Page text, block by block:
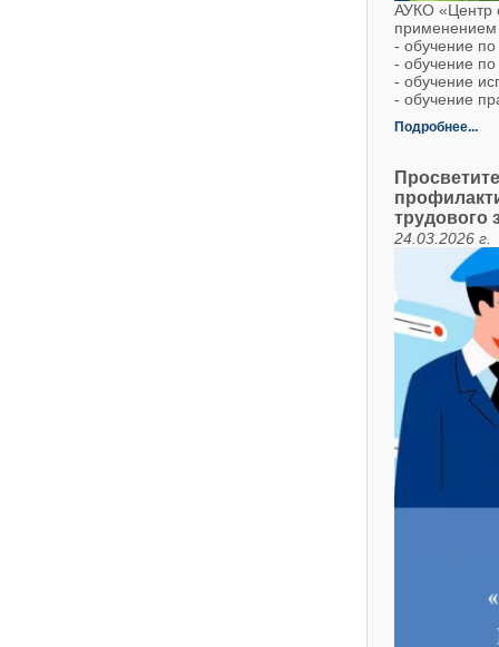
АУКО «Центр
применением
- обучение
- обучение
- обучение
- обучение
Подробнее...
трудового
24.03.2026 г.